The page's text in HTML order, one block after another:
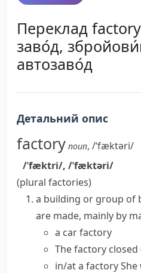
Переклад
заво́д,
автозаво́д
Детальний опис
factory noun, /ˈfæktəri/
/ˈfæktri/, /ˈfæktəri/
(plural factories)
a building or group of
are made, mainly by
a car factory
The factory
in/at a factory